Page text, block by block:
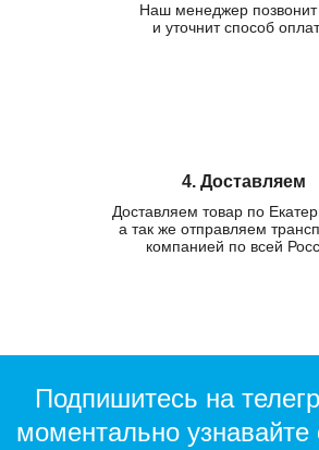
Наш менеджер
и уточнит способ
4. Доставляем
Доставляем товар по
а так же отправляем
компанией по всей
Подпишитесь на
моментально узнавайте